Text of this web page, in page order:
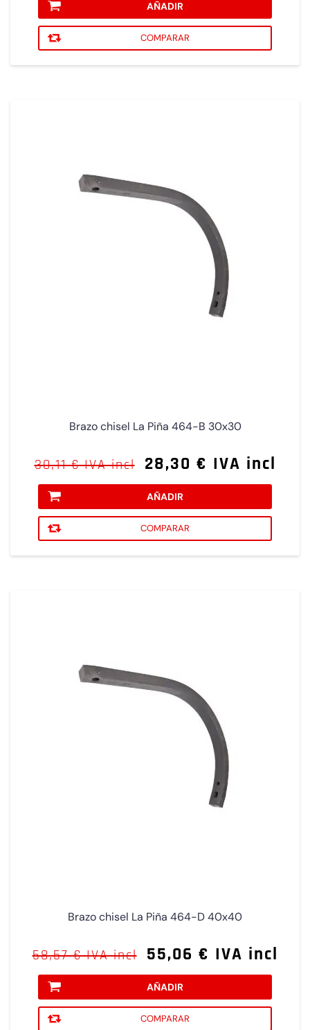
AÑADIR
COMPARAR
Brazo chisel La Piña 464-B 30x30
30,11 € IVA incl 28,30 € IVA incl
AÑADIR
COMPARAR
Brazo chisel La Piña 464-D 40x40
58,57 € IVA incl 55,06 € IVA incl
AÑADIR
COMPARAR